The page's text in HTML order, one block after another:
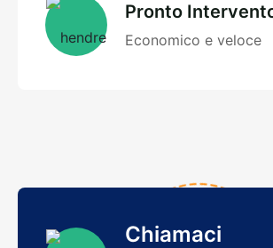
Pronto
Economico e veloce
Chiamaci